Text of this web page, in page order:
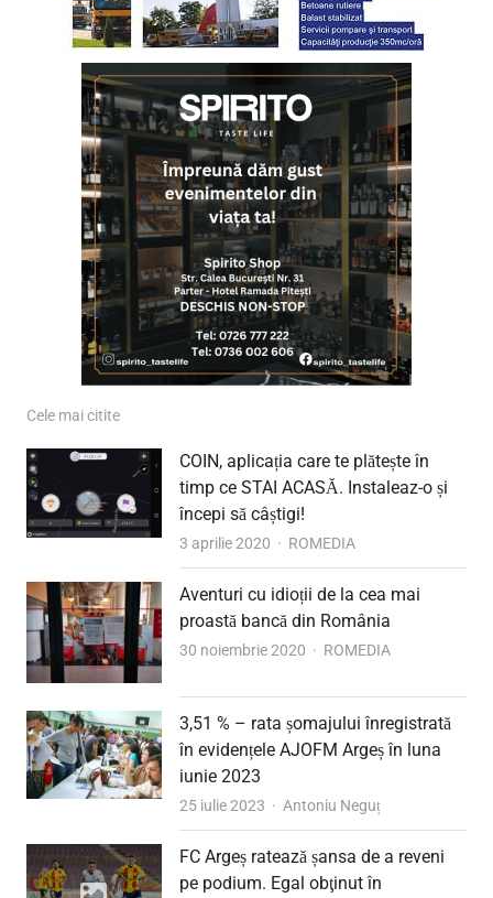
Cele mai citite
COIN, aplicația care te plătește în
timp ce STAI ACASĂ. Instaleaz-o și
începi să câștigi!
3 aprilie 2020 Author
ROMEDIA
Aventuri cu idioții de la cea mai
proastă bancă din România
30 noiembrie 2020 Author
ROMEDIA
3,51 % – rata șomajului înregistrată
în evidențele AJOFM Argeș în luna
iunie 2023
25 iulie 2023 Author
Antoniu Neguț
FC Argeș ratează șansa de a reveni
pe podium. Egal obţinut în